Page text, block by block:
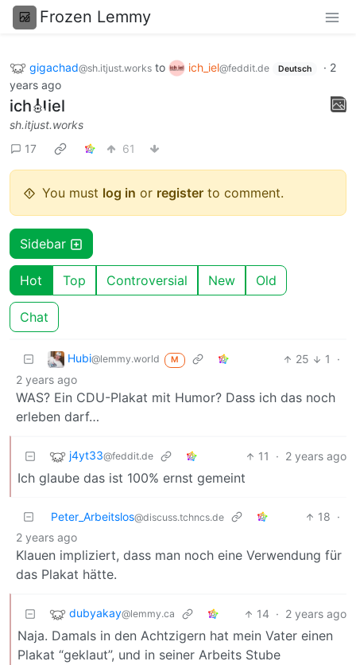
Frozen Lemmy
gigachad@sh.itjust.works to ich_iel@feddit.de Deutsch · 2
years ago
ich🎻iel
sh.itjust.works
17
61
You must log in or register to comment.
Sidebar
Hot Top Controversial New Old
Chat
Hubi@lemmy.world M 25 1
·
2 years ago
WAS? Ein CDU-Plakat mit Humor? Dass ich das noch
erleben darf…
j4yt33@feddit.de 11 · 2 years ago
Ich glaube das ist 100% ernst gemeint
Peter_Arbeitslos@discuss.tchncs.de 18 ·
2 years ago
Klauen impliziert, dass man noch eine Verwendung für
das Plakat hätte.
dubyakay@lemmy.ca 14 · 2 years ago
Naja. Damals in den Achtzigern hat mein Vater einen
Plakat “geklaut”, und in seiner Arbeits Stube